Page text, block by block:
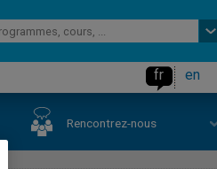
fr en
Rencontrez-nous